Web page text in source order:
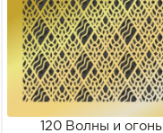
120 Волны и огонь